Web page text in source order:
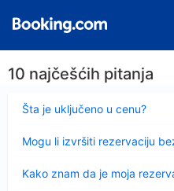
10 najčešćih pitanja
Šta je uključeno u cenu?
Sažeto
Mogu li izvršiti rezervaciju
Kako znam da je moja